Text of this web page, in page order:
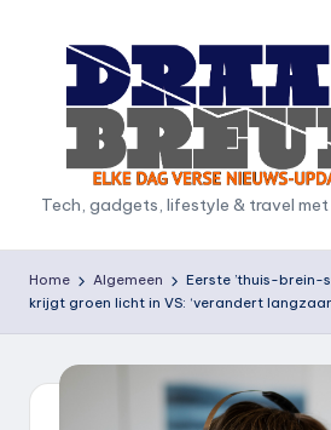
D
r
a
a
Tech, gadgets, lifestyle & travel
Home Algemeen
Eerste ’thuis-brein-
krijgt groen licht in VS: ‘verandert